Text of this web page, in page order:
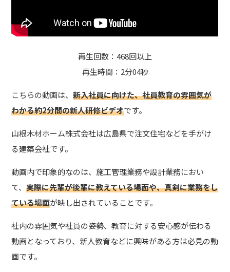
再生回数：468回以上
再生時間：2分04秒
こちらの動画は、新入社員に向けた、社員教育の雰囲気が
わかる約2分間の新人研修ビデオです。
山根木材ホーム株式会社は広島県で注文住宅などを手がけ
る建築会社です。
動画内で印象的なのは、施工管理業務や設計業務におい
て、実際に先輩が後輩に教えている場面や、真剣に業務をし
ている場面が映し出されていることです。
社内の雰囲気や社員の姿勢、教育に対する安心感が伝わる
動画となっており、新人教育などに興味がある方は必見の動
画です。